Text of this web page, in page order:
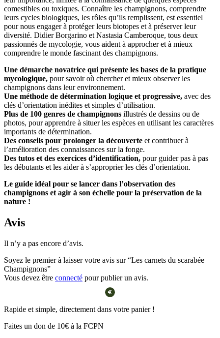
comestibles ou toxiques. Connaître les champignons, comprendre
leurs cycles biologiques, les rôles qu’ils remplissent, est essentiel
pour nous engager à protéger leurs biotopes et à préserver leur
diversité. Didier Borgarino et Nastasia Camberoque, tous deux
passionnés de mycologie, vous aident à approcher et à mieux
comprendre le monde fascinant des champignons.
Une démarche novatrice qui présente les bases de la pratique
mycologique, pour savoir où chercher et mieux observer les
champignons dans leur environnement.
Une méthode de détermination logique et progressive, avec des
clés d’orientation inédites et simples d’utilisation.
Plus de 100 genres de champignons illustrés de dessins ou de
photos, pour apprendre à situer les espèces en utilisant les caractères
importants de détermination.
Des conseils pour prolonger la découverte et contribuer à
l’amélioration des connaissances sur la fonge.
Des tutos et des exercices d’identification, pour guider pas à pas
les débutants et les aider à s’approprier les clés d’orientation.
Le guide idéal pour se lancer dans l’observation des
champignons et agir à son échelle pour la préservation de la
nature !
Avis
Il n’y a pas encore d’avis.
Soyez le premier à laisser votre avis sur “Les carnets du scarabée –
Champignons”
Vous devez être connecté pour publier un avis.
Rapide et simple, directement dans votre panier !
Faites un don de 10€ à la FCPN